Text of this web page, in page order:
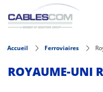
Aller au contenu principal
Accueil Ferroviaires
ROYAUME-UNI